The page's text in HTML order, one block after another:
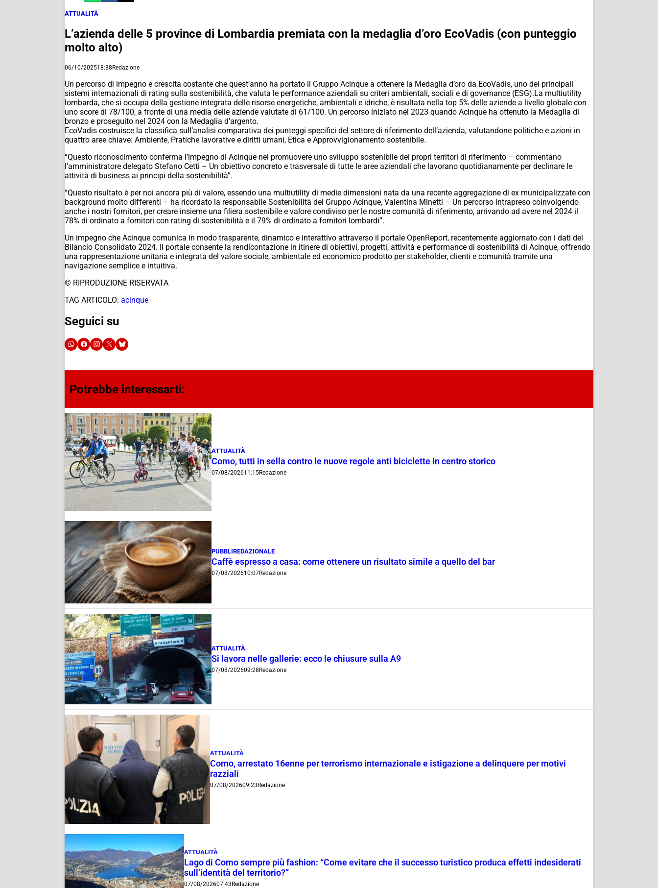
ATTUALITÀ
L’azienda delle 5 province di Lombardia premiata con la medaglia d’oro EcoVadis (con punteggio
molto alto)
06/10/202518:38Redazione
Un percorso di impegno e crescita costante che quest’anno ha portato il Gruppo Acinque a ottenere la Medaglia d’oro da EcoVadis, uno dei principali
sistemi internazionali di rating sulla sostenibilità, che valuta le performance aziendali su criteri ambientali, sociali e di governance (ESG).La multiutility
lombarda, che si occupa della gestione integrata delle risorse energetiche, ambientali e idriche, è risultata nella top 5% delle aziende a livello globale con
uno score di 78/100, a fronte di una media delle aziende valutate di 61/100. Un percorso iniziato nel 2023 quando Acinque ha ottenuto la Medaglia di
bronzo e proseguito nel 2024 con la Medaglia d’argento.
EcoVadis costruisce la classifica sull’analisi comparativa dei punteggi specifici del settore di riferimento dell’azienda, valutandone politiche e azioni in
quattro aree chiave: Ambiente, Pratiche lavorative e diritti umani, Etica e Approvvigionamento sostenibile.
“Questo riconoscimento conferma l’impegno di Acinque nel promuovere uno sviluppo sostenibile dei propri territori di riferimento – commentano
l’amministratore delegato Stefano Cetti – Un obiettivo concreto e trasversale di tutte le aree aziendali che lavorano quotidianamente per declinare le
attività di business ai principi della sostenibilità”.
“Questo risultato è per noi ancora più di valore, essendo una multiutility di medie dimensioni nata da una recente aggregazione di ex municipalizzate con
background molto differenti – ha ricordato la responsabile Sostenibilità del Gruppo Acinque, Valentina Minetti – Un percorso intrapreso coinvolgendo
anche i nostri fornitori, per creare insieme una filiera sostenibile e valore condiviso per le nostre comunità di riferimento, arrivando ad avere nel 2024 il
78% di ordinato a fornitori con rating di sostenibilità e il 79% di ordinato a fornitori lombardi”.
Un impegno che Acinque comunica in modo trasparente, dinamico e interattivo attraverso il portale OpenReport, recentemente aggiornato con i dati del
Bilancio Consolidato 2024. Il portale consente la rendicontazione in itinere di obiettivi, progetti, attività e performance di sostenibilità di Acinque, offrendo
una rappresentazione unitaria e integrata del valore sociale, ambientale ed economico prodotto per stakeholder, clienti e comunità tramite una
navigazione semplice e intuitiva.
© RIPRODUZIONE RISERVATA
TAG ARTICOLO: acinque
Seguici su
Potrebbe interessarti:
ATTUALITÀ
Como, tutti in sella contro le nuove regole anti biciclette in centro storico
07/08/202611:15Redazione
PUBBLIREDAZIONALE
Caffè espresso a casa: come ottenere un risultato simile a quello del bar
07/08/202610:07Redazione
ATTUALITÀ
Si lavora nelle gallerie: ecco le chiusure sulla A9
07/08/202609:28 Redazione
ATTUALITÀ
Como, arrestato 16enne per terrorismo internazionale e istigazione a delinquere per motivi
razziali
07/08/202609:23 Redazione
ATTUALITÀ
Lago di Como sempre più fashion: “Come evitare che il successo turistico produca effetti indesiderati
sull’identità del territorio?”
07/08/202607:43Redazione